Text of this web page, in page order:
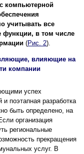
компьютерной
учитывать все
функции, в том числе
(Рис. 2).
влияющие на
компании
успех
поэтапная разработка
быть определено, на
организация
региональные
прекращения
услуг. В